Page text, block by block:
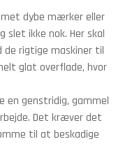
dybe mærker eller
ikke nok. Her skal
de rigtige maskiner til
glat overflade, hvor
en genstridig, gammel
Det kræver det
til at beskadige